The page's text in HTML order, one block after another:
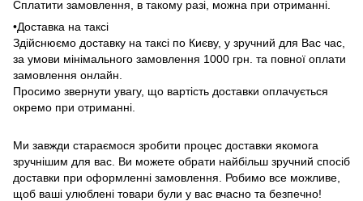
Сплатити замовлення, в такому разі, можна при отриманні.
•Доставка на таксі
Здійснюємо доставку на таксі по Києву, у зручний для Вас час,
за умови мінімального замовлення 1000 грн. та повної оплати
замовлення онлайн.
Просимо звернути увагу, що вартість доставки оплачується
окремо при отриманні.
Ми завжди стараємося зробити процес доставки якомога
зручнішим для вас. Ви можете обрати найбільш зручний спосіб
доставки при оформленні замовлення. Робимо все можливе,
щоб ваші улюблені товари були у вас вчасно та безпечно!